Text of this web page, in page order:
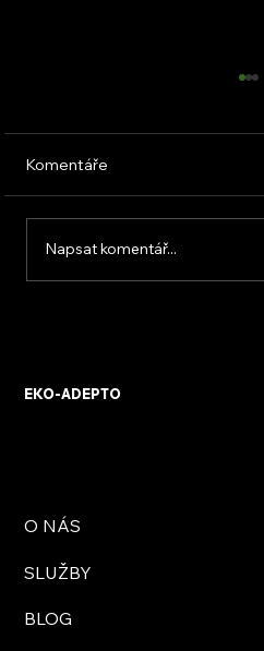
Komentáře
Napsat komentář...
EKO-ADEPTO
O NÁS
SLUŽBY
BLOG